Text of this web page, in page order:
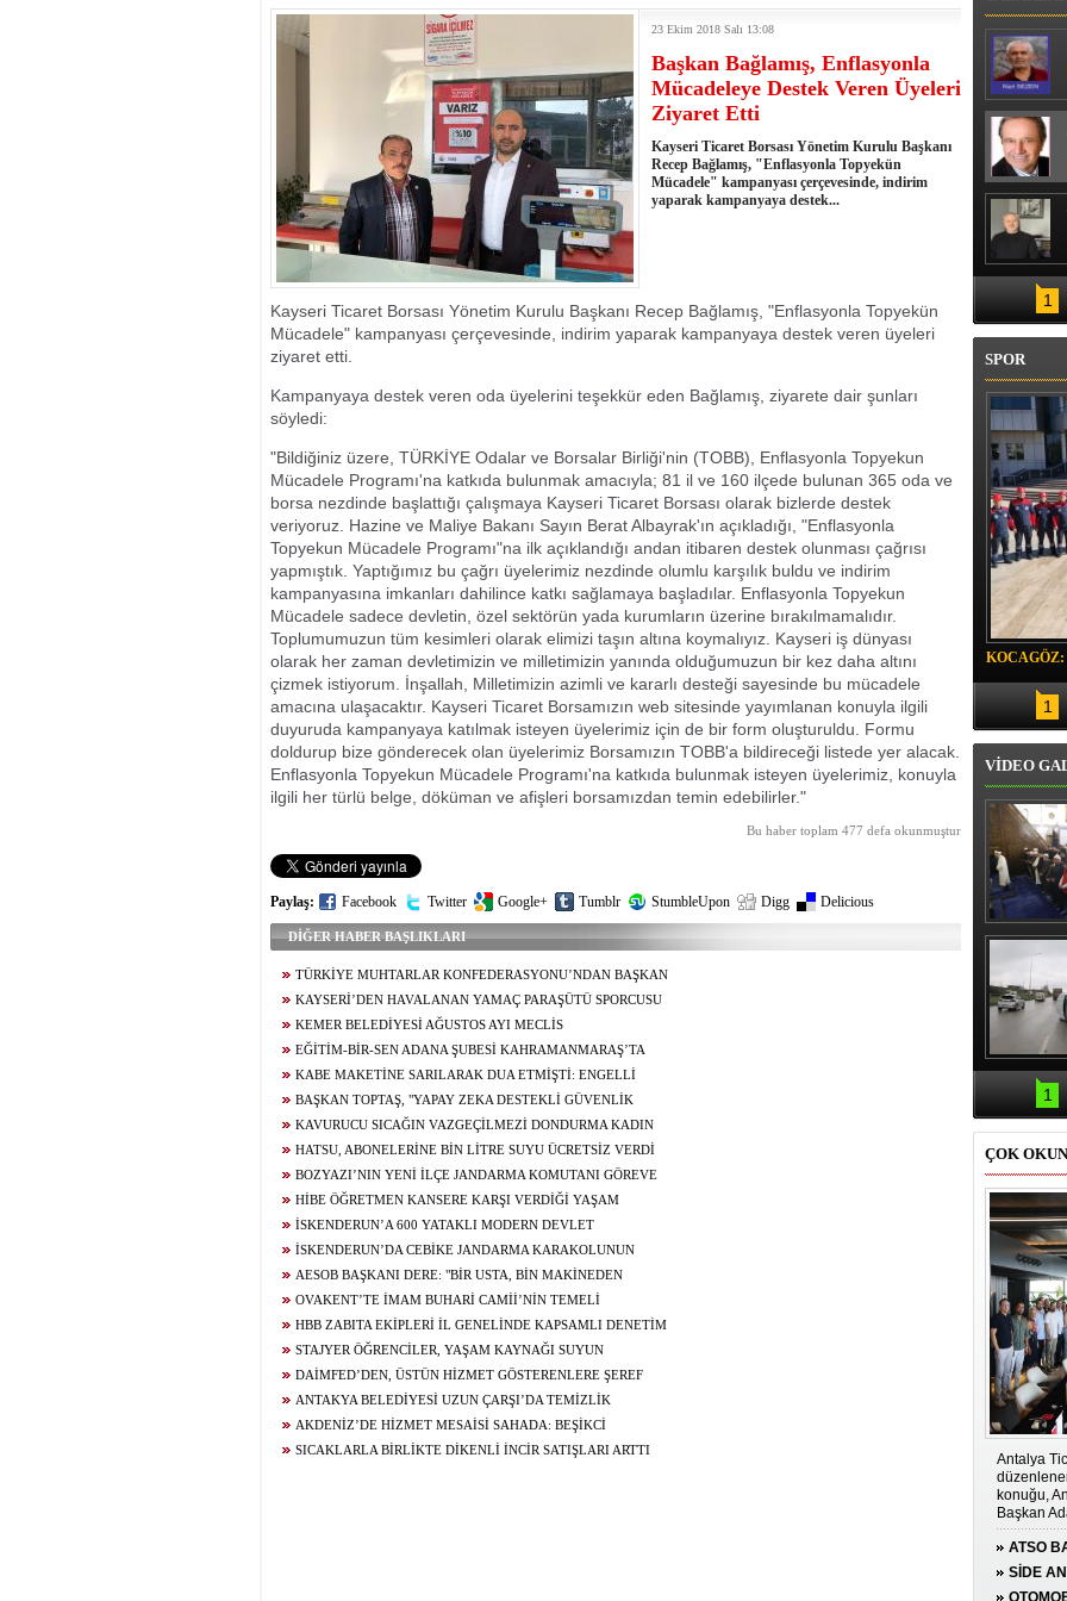
SORUŞTURMASINDA 2 ŞÜPHELİ SERBEST BIRAKILDI
23 Ekim 2018 Salı 13:08
Başkan Bağlamış, Enflasyonla
Mücadeleye Destek Veren Üyeleri
Ziyaret Etti
Kayseri Ticaret Borsası Yönetim Kurulu Başkanı
Recep Bağlamış, "Enflasyonla Topyekün
Mücadele" kampanyası çerçevesinde, indirim
yaparak kampanyaya destek...
Kayseri Ticaret Borsası Yönetim Kurulu Başkanı Recep Bağlamış, "Enflasyonla Topyekün
Mücadele" kampanyası çerçevesinde, indirim yaparak kampanyaya destek veren üyeleri
ziyaret etti.
Kampanyaya destek veren oda üyelerini teşekkür eden Bağlamış, ziyarete dair şunları
söyledi:
"Bildiğiniz üzere, TÜRKİYE Odalar ve Borsalar Birliği'nin (TOBB), Enflasyonla Topyekun
Mücadele Programı'na katkıda bulunmak amacıyla; 81 il ve 160 ilçede bulunan 365 oda ve
borsa nezdinde başlattığı çalışmaya Kayseri Ticaret Borsası olarak bizlerde destek
veriyoruz. Hazine ve Maliye Bakanı Sayın Berat Albayrak'ın açıkladığı, "Enflasyonla
Topyekun Mücadele Programı"na ilk açıklandığı andan itibaren destek olunması çağrısı
yapmıştık. Yaptığımız bu çağrı üyelerimiz nezdinde olumlu karşılık buldu ve indirim
kampanyasına imkanları dahilince katkı sağlamaya başladılar. Enflasyonla Topyekun
Mücadele sadece devletin, özel sektörün yada kurumların üzerine bırakılmamalıdır.
Toplumumuzun tüm kesimleri olarak elimizi taşın altına koymalıyız. Kayseri iş dünyası
olarak her zaman devletimizin ve milletimizin yanında olduğumuzun bir kez daha altını
çizmek istiyorum. İnşallah, Milletimizin azimli ve kararlı desteği sayesinde bu mücadele
amacına ulaşacaktır. Kayseri Ticaret Borsamızın web sitesinde yayımlanan konuyla ilgili
duyuruda kampanyaya katılmak isteyen üyelerimiz için de bir form oluşturuldu. Formu
doldurup bize gönderecek olan üyelerimiz Borsamızın TOBB'a bildireceği listede yer alacak.
Enflasyonla Topyekun Mücadele Programı'na katkıda bulunmak isteyen üyelerimiz, konuyla
ilgili her türlü belge, döküman ve afişleri borsamızdan temin edebilirler."
Bu haber toplam 477 defa okunmuştur
Paylaş: Facebook Twitter Google+ Tumblr StumbleUpon Digg Delicious
DİĞER HABER BAŞLIKLARI
TÜRKİYE MUHTARLAR KONFEDERASYONU’NDAN BAŞKAN
BAŞDEĞİRMEN’E ‘YILIN EN BAŞARILI BELEDİYE BAŞKANI’
ÖDÜLÜ
KAYSERİ’DEN HAVALANAN YAMAÇ PARAŞÜTÜ SPORCUSU
5,5 SAAT SONRA KAHRAMANMARAŞ’A İNDİ
KEMER BELEDİYESİ AĞUSTOS AYI MECLİS
TOPLANTISINDA ARAÇ FİLOSUNUN GÜÇLENDİRİLMESİNE
YÖNELİK KARARLAR ALINDI
EĞİTİM-BİR-SEN ADANA ŞUBESİ KAHRAMANMARAŞ’TA
TEMASLARDA BULUNDU
KABE MAKETİNE SARILARAK DUA ETMİŞTİ: ENGELLİ
GENCİN UMRE HAYALİ GERÇEK OLUYOR
BAŞKAN TOPTAŞ, "YAPAY ZEKA DESTEKLİ GÜVENLİK
KAMERALARIMIZLA PARKLARIMIZIN TAMAMINI İZLENEBİLİR
HALE GETİRİYORUZ"
KAVURUCU SICAĞIN VAZGEÇİLMEZİ DONDURMA KADIN
USTALARIN ELİNDE LEZZET BULUYOR
HATSU, ABONELERİNE BİN LİTRE SUYU ÜCRETSİZ VERDİ
BOZYAZI’NIN YENİ İLÇE JANDARMA KOMUTANI GÖREVE
BAŞLADI
HİBE ÖĞRETMEN KANSERE KARŞI VERDİĞİ YAŞAM
MÜCADELESİNİ KAYBETTİ
İSKENDERUN’A 600 YATAKLI MODERN DEVLET
HASTANESİ YÜKSELİYOR
İSKENDERUN’DA CEBİKE JANDARMA KARAKOLUNUN
YAPIMINDA SONA GELİNDİ
AESOB BAŞKANI DERE: "BİR USTA, BİN MAKİNEDEN
DEĞERLİDİR"
OVAKENT’TE İMAM BUHARİ CAMİİ’NİN TEMELİ
DUALARLA ATILDI
HBB ZABITA EKİPLERİ İL GENELİNDE KAPSAMLI DENETİM
GERÇEKLEŞTİRDİ
STAJYER ÖĞRENCİLER, YAŞAM KAYNAĞI SUYUN
YOLCULUĞUNU YERİNDE İNCELEDİ
DAİMFED’DEN, ÜSTÜN HİZMET GÖSTERENLERE ŞEREF
BELGESİ
ANTAKYA BELEDİYESİ UZUN ÇARŞI’DA TEMİZLİK
ÇALIŞMASI GERÇEKLEŞTİRDİ
AKDENİZ’DE HİZMET MESAİSİ SAHADA: BEŞİKCİ
MAHALLE SAKİNLERİYLE BULUŞTU
SICAKLARLA BİRLİKTE DİKENLİ İNCİR SATIŞLARI ARTTI
1
SPOR
1
VİDEO
Erbaş,
Veli
teravih
1
ÇOK
Antalya
konuğu,
Başkan
ATSO
SİDE